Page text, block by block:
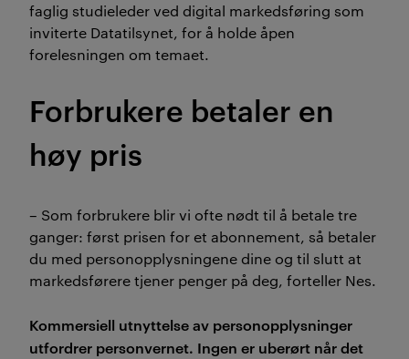
faglig studieleder ved digital markedsføring som
inviterte Datatilsynet, for å holde åpen
forelesningen om temaet.
Forbrukere betaler en
høy pris
– Som forbrukere blir vi ofte nødt til å betale tre
ganger: først prisen for et abonnement, så betaler
du med personopplysningene dine og til slutt at
markedsførere tjener penger på deg, forteller Nes.
Kommersiell utnyttelse av personopplysninger
utfordrer personvernet. Ingen er uberørt når det